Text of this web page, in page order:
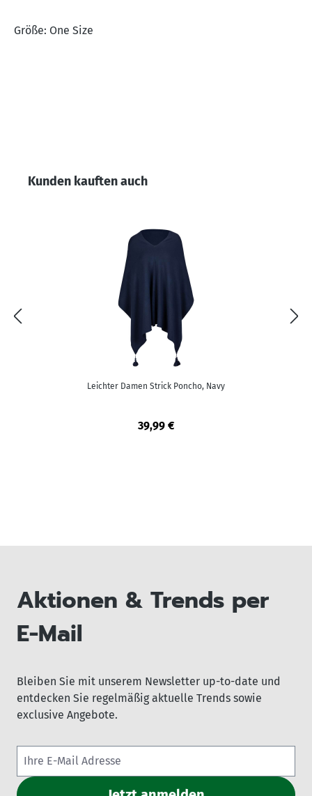
Größe: One Size
Produktgalerie überspringen
Kunden kauften auch
Leichter Damen Strick Poncho, Navy
39,99 €
Aktionen & Trends per
E-Mail
Bleiben Sie mit unserem Newsletter up-to-date und
entdecken Sie regelmäßig aktuelle Trends sowie
exclusive Angebote.